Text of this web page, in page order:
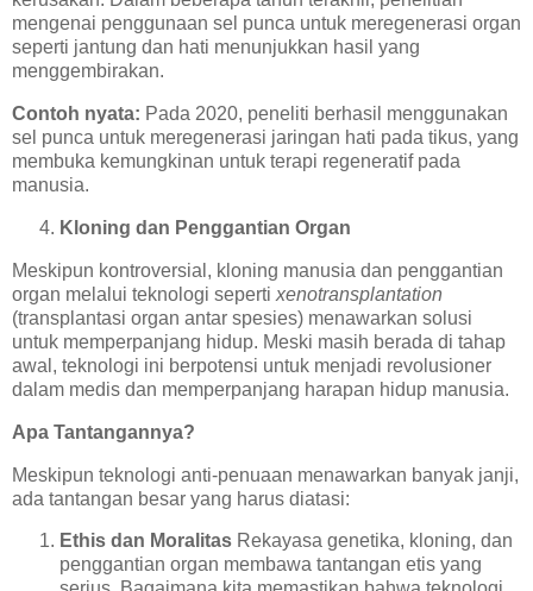
mengenai penggunaan sel punca untuk meregenerasi organ
seperti jantung dan hati menunjukkan hasil yang
menggembirakan.
Contoh nyata: Pada 2020, peneliti berhasil menggunakan
sel punca untuk meregenerasi jaringan hati pada tikus, yang
membuka kemungkinan untuk terapi regeneratif pada
manusia.
Kloning dan Penggantian Organ
Meskipun kontroversial, kloning manusia dan penggantian
organ melalui teknologi seperti xenotransplantation
(transplantasi organ antar spesies) menawarkan solusi
untuk memperpanjang hidup. Meski masih berada di tahap
awal, teknologi ini berpotensi untuk menjadi revolusioner
dalam medis dan memperpanjang harapan hidup manusia.
Apa Tantangannya?
Meskipun teknologi anti-penuaan menawarkan banyak janji,
ada tantangan besar yang harus diatasi:
Ethis dan Moralitas Rekayasa genetika, kloning, dan
penggantian organ membawa tantangan etis yang